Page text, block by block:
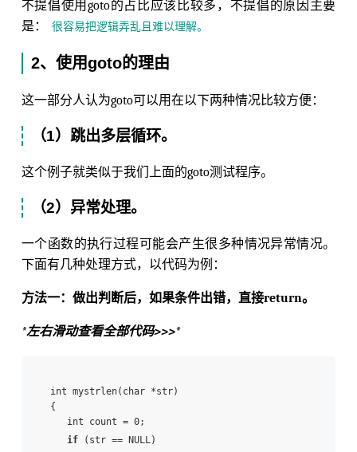
不提倡使用goto的占比应该比较多，不提倡的原因主要
是：
很容易把逻辑弄乱且难以理解。
2、使用goto的理由
这一部分人认为goto可以用在以下两种情况比较方便：
（1）跳出多层循环。
这个例子就类似于我们上面的goto测试程序。
（2）异常处理。
一个函数的执行过程可能会产生很多种情况异常情况。
下面有几种处理方式，以代码为例：
方法一：做出判断后，如果条件出错，直接return。
*左右滑动查看全部代码>>>*
int mystrlen(char *str)
{
int count = 0;
if (str == NULL)